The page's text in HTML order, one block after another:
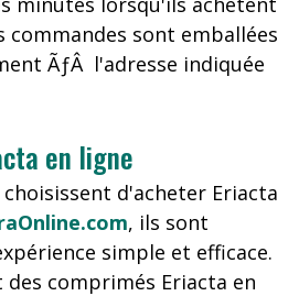
commandes sont emballées
ÃƒÂ l'adresse indiquée
en ligne
d'acheter Eriacta
, ils sont
simple et efficace.
comprimés Eriacta en